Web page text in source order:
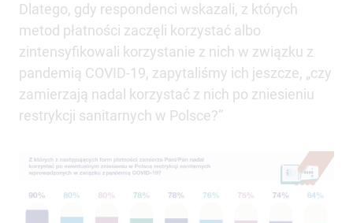
Dlatego, gdy respondenci wskazali, z których
metod płatności zaczęli korzystać albo
zintensyfikowali korzystanie z nich w związku z
pandemią COVID-19, zapytaliśmy ich jeszcze, „czy
zamierzają nadal korzystać z nich po zniesieniu
restrykcji sanitarnych w Polsce?”